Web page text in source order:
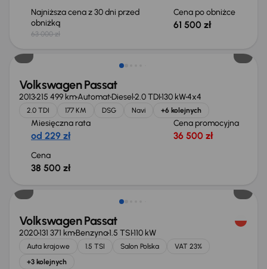
Najniższa cena z 30 dni przed
obniżką
63 000 zł
Cena po obniżce
61 500 zł
Volkswagen Passat
2013215 499 kmAutomatDiesel2.0 TDI130 kW4x4
2.0 TDI 177 KM DSG Navi +6 kolejnych
Miesięczna rata
od 229 zł
Cena promocyjna
36 500 zł
Cena
38 500 zł
Taniej o 1 000 zł
Volkswagen Passat
2020131 371 kmBenzyna1.5 TSI110 kW
Auta krajowe 1.5 TSI Salon Polska
VAT 23%
+3 kolejnych